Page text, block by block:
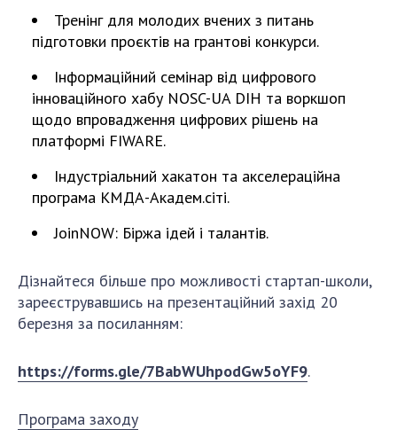
Оцінювання ефективності діяльності
наукових установ
Відкрита наука в НАН України
Підготовка наукових кадрів
Робота з молоддю
МІЖНАРОДНЕ СПІВРОБІТНИЦТВО
Членство в міжнародних організаціях
Міжнародні програми та конкурси
ДОКУМЕНТИ
Нормативні акти НАН України
Вибори до складу НАН України
Тренінг для молодих вчених з питань
підготовки проєктів на грантові конкурси.
Інформаційний семінар від цифрового
інноваційного хабу NOSC-UA DIH та воркшоп
щодо впровадження цифрових рішень на
платформі FIWARE.
Індустріальний хакатон та акселераційна
програма КМДА-Академ.сіті.
JoinNOW: Біржа ідей і талантів.
Дізнайтеся більше про можливості стартап-школи,
зареєструвавшись на презентаційний захід 20
березня за посиланням:
https://forms.gle/7BabWUhpodGw5oYF9.
Програма заходу